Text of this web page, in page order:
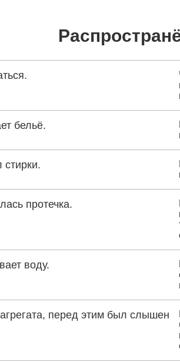
бельё.
стирки.
протечка.
воду.
перед этим был слышен